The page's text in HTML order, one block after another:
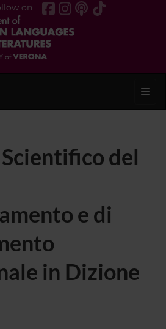
on
del
e di
in Dizione